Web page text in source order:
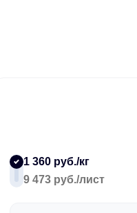
1 360 руб./кг
9 473 руб./лист